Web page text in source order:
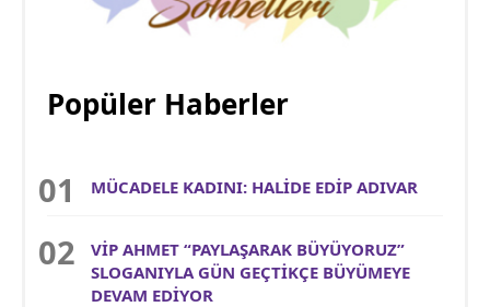
Popüler Haberler
MÜCADELE KADINI: HALİDE EDİP ADIVAR
VİP AHMET “PAYLAŞARAK BÜYÜYORUZ”
SLOGANIYLA GÜN GEÇTİKÇE BÜYÜMEYE
DEVAM EDİYOR